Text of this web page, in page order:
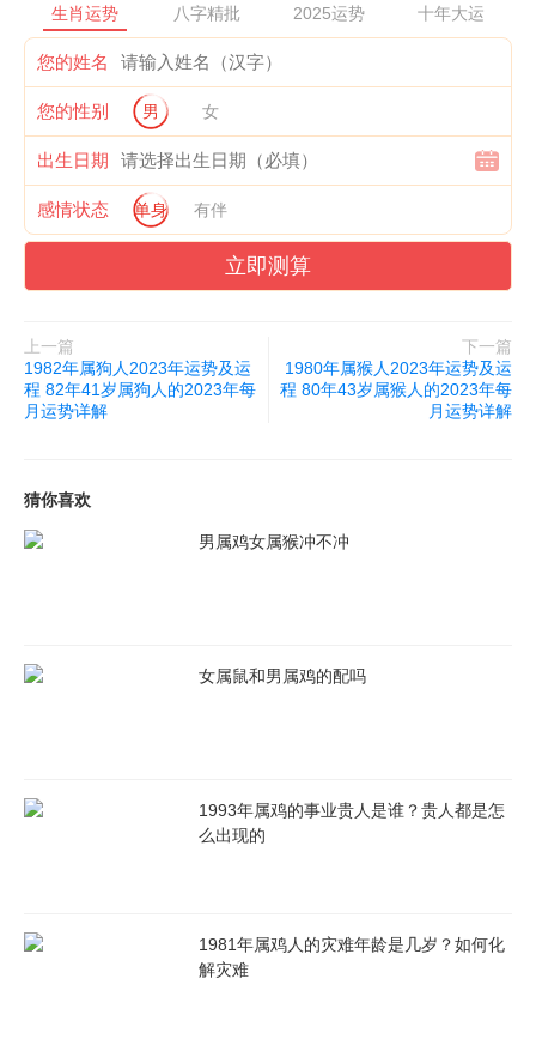
康方面的话倒是表现平平，但因有冲太岁的影响，属鸡人有时候也
难免会遭遇一些疾病困扰或者安全问题，因此自身在日常当中也是
不能过于马虎的，不管怎样都要注意保护自己，凡事以自身安危为
主才行。属鸡2023年冲太岁的人可在新年前后，按照传统民俗奉
请一件【祥安阁吉岁锦袋】摆放于床头柜，寓意全年平平安安，心
想事成，吉祥如意。同时可佩戴一条【祥安阁吉岁红绳】作为化解
犯太岁的吉祥饰物，寓意鸿运当头，红红火火，吉祥如意好运来。
凶星“岁破”的打击，上班族的42岁属鸡人在工作方面问题频发，于
人际关系，万不可到处树敌或者得罪他人，以免徒增不必要的麻烦
也是运势不济，因凶星影响，自身在兔年里的形象大跌，做事不够
稳妥，比较缺乏话语权和威信，很难服众，以至于公司内的员工都
生肖运势 八字精批 2025运势 十年大运
您的姓名
您的性别 男 女
出生日期
感情状态 单身 有伴
立即测算
上一篇
1982年属狗人2023年运势及运
程 82年41岁属狗人的2023年每
月运势详解
下一篇
1980年属猴人2023年运势及运
程 80年43岁属猴人的2023年每
月运势详解
猜你喜欢
男属鸡女属猴冲不冲
女属鼠和男属鸡的配吗
1993年属鸡的事业贵人是谁？贵人都是怎
么出现的
1981年属鸡人的灾难年龄是几岁？如何化
解灾难